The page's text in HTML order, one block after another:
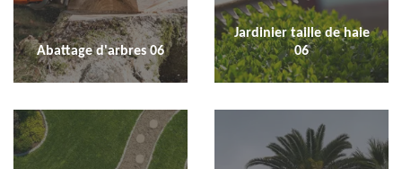
Abattage d'arbres 06
Jardinier taille de haie
06